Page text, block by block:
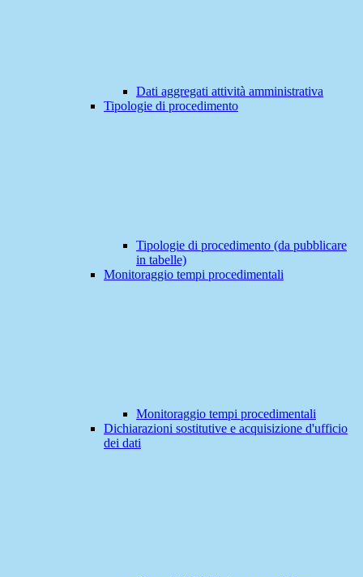
Dati aggregati attività amministrativa
Tipologie di procedimento
Tipologie di procedimento (da pubblicare
in tabelle)
Monitoraggio tempi procedimentali
Monitoraggio tempi procedimentali
Dichiarazioni sostitutive e acquisizione d'ufficio
dei dati